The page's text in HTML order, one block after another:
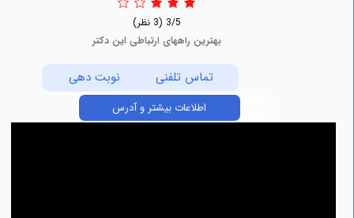
بهترین راههای ارتباطی این دکتر
تماس تلفنی نوبت دهی
اطلاعات بیشتر و آدرس